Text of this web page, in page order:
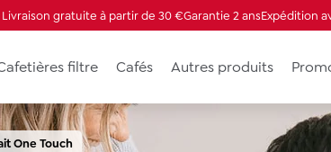
Livraison gratuite à partir de 30 €Garantie 2 ansExpédition
filtre Cafés Autres produits
One Touch